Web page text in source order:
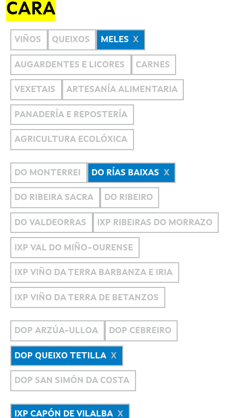
CARA
VIÑOS QUEIXOS MELES
AUGARDENTES E LICORES CARNES
VEXETAIS ARTESANÍA ALIMENTARIA
PANADERÍA E REPOSTERÍA
AGRICULTURA ECOLÓXICA
DO MONTERREI DO RÍAS BAIXAS
DO RIBEIRA SACRA DO RIBEIRO
DO VALDEORRAS IXP RIBEIRAS DO MORRAZO
IXP VAL DO MIÑO-OURENSE
IXP VIÑO DA TERRA BARBANZA E IRIA
IXP VIÑO DA TERRA DE BETANZOS
DOP ARZÚA-ULLOA DOP CEBREIRO
DOP QUEIXO TETILLA
DOP SAN SIMÓN DA COSTA
IXP CAPÓN DE VILALBA